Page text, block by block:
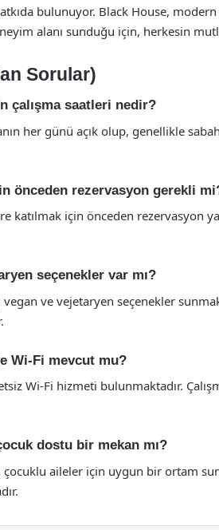
bulunuyor. Black House, modern
alanı sunduğu için, herkesin
Sorular)
çalışma saatleri nedir?
her günü açık olup, genellikle
önceden rezervasyon gerekli
katılmak için önceden rezervasyon
seçenekler var mı?
vegan ve vejetaryen seçenekler
Wi-Fi mevcut mu?
Wi-Fi hizmeti bulunmaktadır.
dostu bir mekan mı?
çocuklu aileler için uygun bir ortam